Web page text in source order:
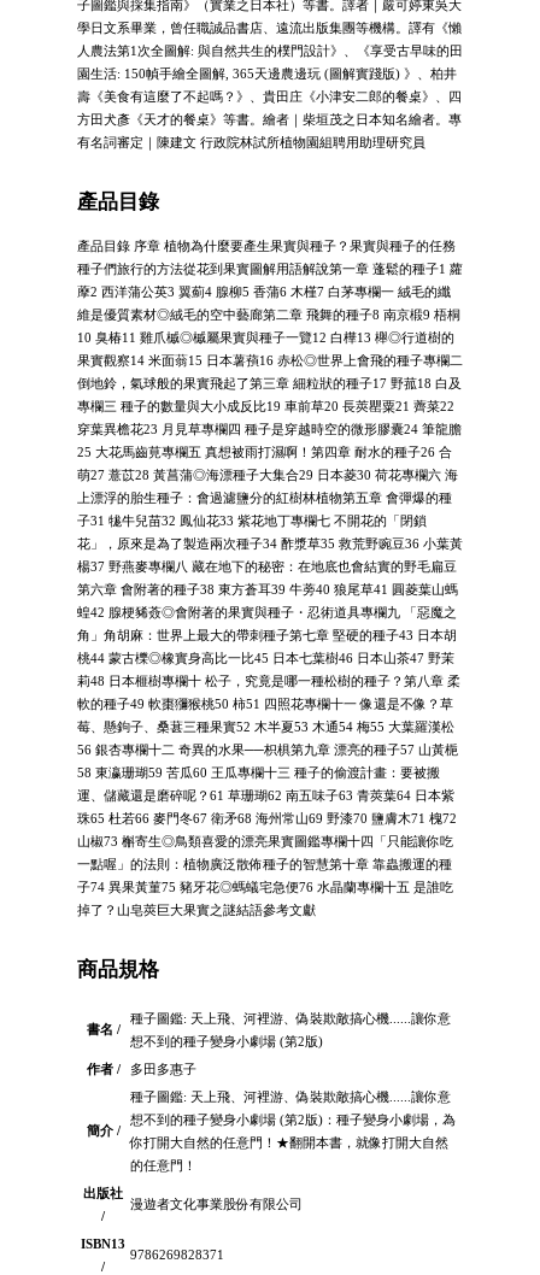
子圖鑑與採集指南》（實業之日本社）等書。譯者｜嚴可婷東吳大
學日文系畢業，曾任職誠品書店、遠流出版集團等機構。譯有《懶
人農法第1次全圖解: 與自然共生的樸門設計》、《享受古早味的田
園生活: 150幀手繪全圖解, 365天邊農邊玩 (圖解實踐版) 》、柏井
壽《美食有這麼了不起嗎？》、貴田庄《小津安二郎的餐桌》、四
方田犬彥《天才的餐桌》等書。繪者｜柴垣茂之日本知名繪者。專
有名詞審定｜陳建文 行政院林試所植物園組聘用助理研究員
產品目錄
產品目錄 序章 植物為什麼要產生果實與種子？果實與種子的任務
種子們旅行的方法從花到果實圖解用語解說第一章 蓬鬆的種子1 蘿
藦2 西洋蒲公英3 翼薊4 腺柳5 香蒲6 木槿7 白茅專欄一 絨毛的纖
維是優質素材◎絨毛的空中藝廊第二章 飛舞的種子8 南京椴9 梧桐
10 臭椿11 雞爪槭◎槭屬果實與種子一覽12 白樺13 櫸◎行道樹的
果實觀察14 米面蓊15 日本薯蕷16 赤松◎世界上會飛的種子專欄二
倒地鈴，氣球般的果實飛起了第三章 細粒狀的種子17 野菰18 白及
專欄三 種子的數量與大小成反比19 車前草20 長莢罌粟21 薺菜22
穿葉異檐花23 月見草專欄四 種子是穿越時空的微形膠囊24 筆龍膽
25 大花馬齒莧專欄五 真想被雨打濕啊！第四章 耐水的種子26 合
萌27 薏苡28 黃菖蒲◎海漂種子大集合29 日本菱30 荷花專欄六 海
上漂浮的胎生種子：會過濾鹽分的紅樹林植物第五章 會彈爆的種
子31 牻牛兒苗32 鳳仙花33 紫花地丁專欄七 不開花的「閉鎖
花」，原來是為了製造兩次種子34 酢漿草35 救荒野豌豆36 小葉黃
楊37 野燕麥專欄八 藏在地下的秘密：在地底也會結實的野毛扁豆
第六章 會附著的種子38 東方蒼耳39 牛蒡40 狼尾草41 圓菱葉山螞
蝗42 腺梗豨薟◎會附著的果實與種子・忍術道具專欄九 「惡魔之
角」角胡麻：世界上最大的帶刺種子第七章 堅硬的種子43 日本胡
桃44 蒙古櫟◎橡實身高比一比45 日本七葉樹46 日本山茶47 野茉
莉48 日本榧樹專欄十 松子，究竟是哪一種松樹的種子？第八章 柔
軟的種子49 軟棗獼猴桃50 柿51 四照花專欄十一 像還是不像？草
莓、懸鉤子、桑葚三種果實52 木半夏53 木通54 梅55 大葉羅漢松
56 銀杏專欄十二 奇異的水果──枳椇第九章 漂亮的種子57 山黃梔
58 東瀛珊瑚59 苦瓜60 王瓜專欄十三 種子的偷渡計畫：要被搬
運、儲藏還是磨碎呢？61 草珊瑚62 南五味子63 青莢葉64 日本紫
珠65 杜若66 麥門冬67 衛矛68 海州常山69 野漆70 鹽膚木71 槐72
山椒73 槲寄生◎鳥類喜愛的漂亮果實圖鑑專欄十四「只能讓你吃
一點喔」的法則：植物廣泛散佈種子的智慧第十章 靠蟲搬運的種
子74 異果黃菫75 豬牙花◎螞蟻宅急便76 水晶蘭專欄十五 是誰吃
掉了？山皂莢巨大果實之謎結語參考文獻
商品規格
書名 /
種子圖鑑: 天上飛、河裡游、偽裝欺敵搞心機......讓你意
想不到的種子變身小劇場 (第2版)
作者 /
多田多惠子
簡介 /
種子圖鑑: 天上飛、河裡游、偽裝欺敵搞心機......讓你意
想不到的種子變身小劇場 (第2版)：種子變身小劇場，為
你打開大自然的任意門！★翻開本書，就像打開大自然
的任意門！
出版社
/
漫遊者文化事業股份有限公司
ISBN13
/
9786269828371